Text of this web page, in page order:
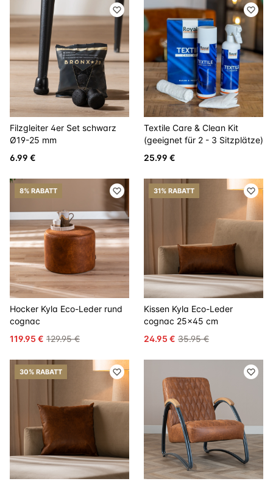
Filzgleiter 4er Set schwarz
Ø19-25 mm
6.99 €
Textile Care & Clean Kit
(geeignet für 2 - 3 Sitzplätze)
25.99 €
8% RABATT
Hocker Kyla Eco-Leder rund
cognac
119.95 € 129.95 €
31% RABATT
Kissen Kyla Eco-Leder
cognac 25x45 cm
24.95 € 35.95 €
30% RABATT